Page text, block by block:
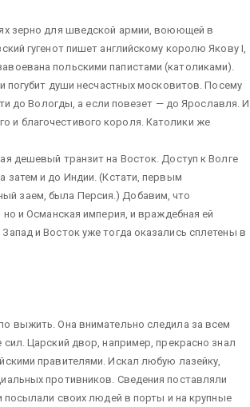
зерно для шведской армии, воюющей в
гугенот пишет английскому королю Якову I,
польскими папистами (католиками).
погубит души несчастных московитов. Посему
до Вологды, а если повезет — до Ярославля. И
и благочестивого короля. Католики же
дешевый транзит на Восток. Доступ к Волге
затем и до Индии. (Кстати, первым
заем, была Персия.) Добавим, что
и Османская империя, и враждебная ей
и Восток уже тогда оказались сплетены в
выжить. Она внимательно следила за всем
Царский двор, например, прекрасно знал
правителями. Искал любую лазейку,
противников. Сведения поставляли
своих людей в порты и на крупные